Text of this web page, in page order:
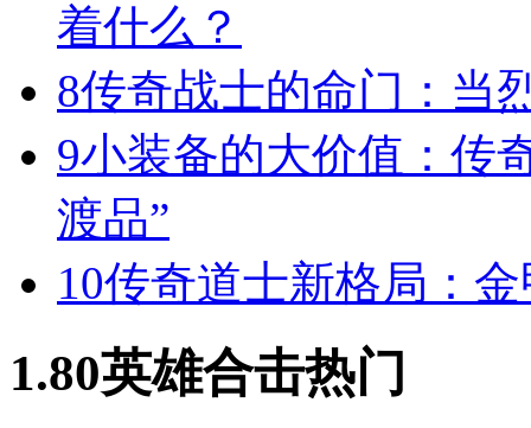
着什么？
8传奇战士的命门：当
9小装备的大价值：传
渡品”
10传奇道士新格局：
1.80英雄合击热门